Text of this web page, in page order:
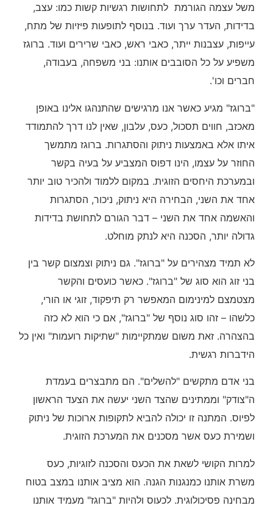
משל עצמה הגורמת לתחושות רגשיות קשות כמו: עצב,
בדידות, העדר ערך ועוד. בנוסף לתופעות פיזיות של מתח,
עייפות, עצבנות ייתר, כאבי ראש, כאבי שרירים ועוד. ברוגז
משפיע על כל הסובבים אותנו: בני משפחה, בעבודה,
חברים וכו'.
"ברוגז" מגיע כאשר אנו מרגישים שהתנהגו אלינו באופן
מאכזב, חווים תסכול, כעס, עלבון, שאין לנו דרך להתמודד
איתו אלא באמצעות ניתוק והסתגרות. ברוגז מתמשך
החוזר על עצמו, הינו דפוס המצביע על בעיה בקשר
ובמערכת היחסים הזוגית. במקום ללמוד ולהכיר טוב יותר
אחד את השני, הבחירה היא ניתוק, ניכור, הסתגרות
והאשמה אחד את השני – דבר הגורם לתחושת בדידות
גדולה יותר, הסכנה היא לנתק מוחלט.
לא תמיד מצהירים על "ברוגז". גם ניתוק וצמצום קשר בין
בני זוג הוא סוג של "ברוגז". כאשר כועסים והקשר
מצטמצם למינימום המאפשר רק תיפקוד, זוגי או הורי,
כלשהו – זהו סוג נוסף של "ברוגז", אם כי הוא לא כזה
בהצהרה. זאת משום שמתקיימות "שתיקות רועמות" ואין כל
הידברות רגשית.
בני אדם מתקשים "להשלים". הם מתבצרים בעמדת
ה"צודק" וממתינים שהצד השני יעשה את הצעד הראשון
לפיוס. המתנה זו יכולה להביא לתקופות ארוכות של ניתוק
ושמירת כעס אשר מסכנים את המערכת הזוגית.
למרות הקושי לשאת את הכעס והסכנה לזוגיות, כעס
משרת אותנו כמנגנות הגנה. הוא מציב אותנו במצב בטוח
מבחינה פסיכולוגית. לכעוס ולהיות "ברוגז" מעמיד אותנו